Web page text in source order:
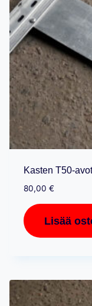
Kasten T50-
80,00 €
Lisää